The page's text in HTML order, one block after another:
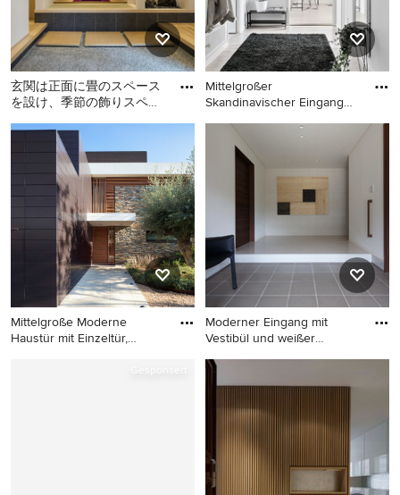
玄関は正面に畳のスペース
を設け、季節の飾りスペー
お客様を迎える空間にしま
Asiatischer Eingang mit
weißer Wandfarbe, Korridor
und grauem Boden in Kobe
Mittelgroßer
Skandinavischer Eingang
Mittelgroßer Skandinavischer
Eingang mit Vestibül, weißer
Wandfarbe, hellem
Holzboden und Einzeltür in
Göteborg
Mittelgroße Moderne
Haustür mit Einzeltür,
Moderner Eingang mit
Vestibül und weißer
Moderner Eingang mit
Vestibül und weißer
Wandfarbe in Tokio
Peripherie